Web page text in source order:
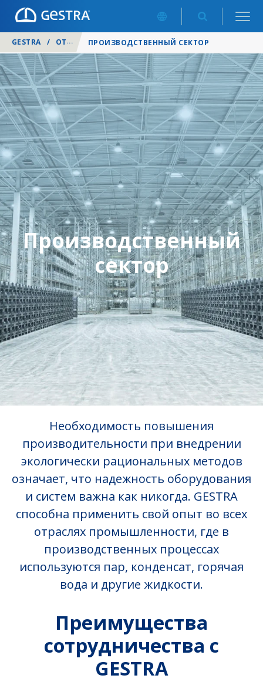
GESTRA / ОТРАСЛИ /
ПРОИЗВОДСТВЕННЫЙ СЕКТОР
Производственный
сектор
Необходимость повышения
производительности при внедрении
экологически рациональных методов
означает, что надежность оборудования
и систем важна как никогда. GESTRA
способна применить свой опыт во всех
отраслях промышленности, где в
производственных процессах
используются пар, конденсат, горячая
вода и другие жидкости.
Преимущества
сотрудничества с
GESTRA